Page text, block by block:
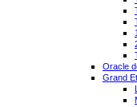
Oracle
Grand